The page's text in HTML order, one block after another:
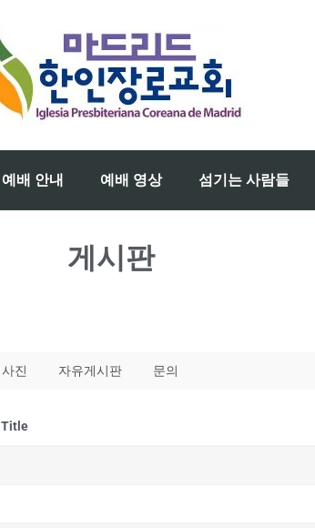
예배 안내 예배 영상 섬기는 사람들
게시판
사진 자유게시판 문의
Title